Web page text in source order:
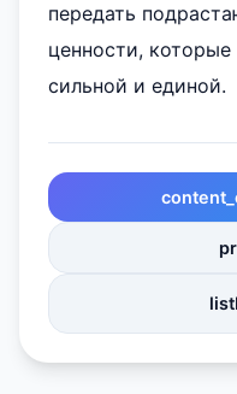
передать
ценности,
сильной и единой.
list